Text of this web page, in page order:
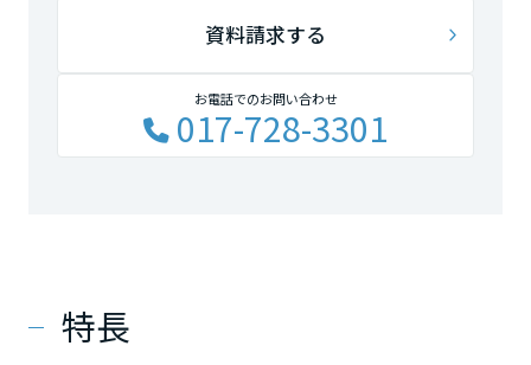
資料請求する
お電話でのお問い合わせ
017-728-3301
特長